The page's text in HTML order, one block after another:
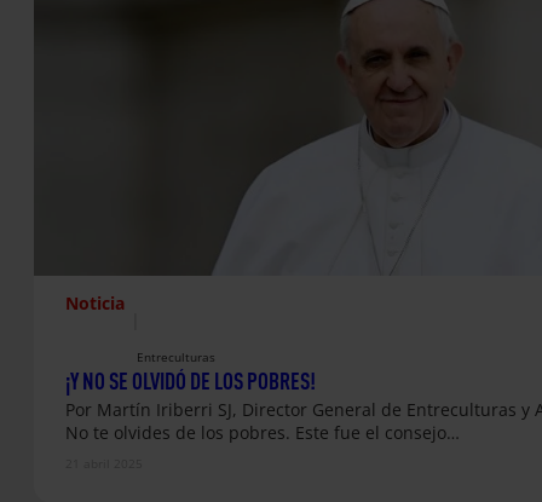
Noticia
Entreculturas
¡Y NO SE OLVIDÓ DE LOS POBRES!
Por Martín Iriberri SJ, Director General de Entreculturas y
No te olvides de los pobres. Este fue el consejo…